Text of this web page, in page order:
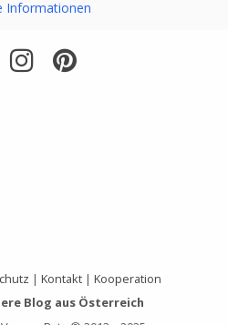
Informationen
| Kontakt | Kooperation
Blog aus Österreich